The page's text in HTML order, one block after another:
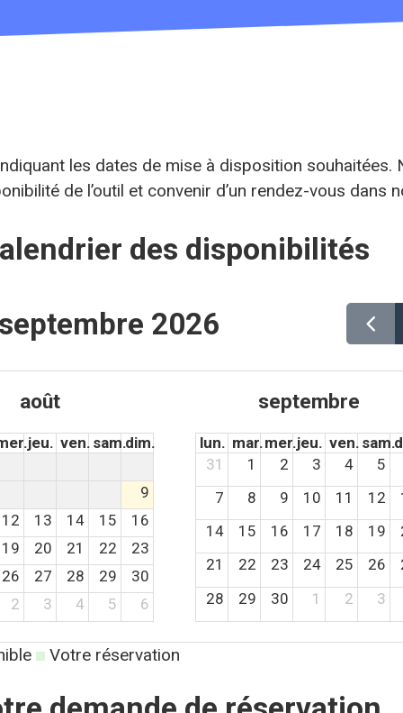
les dates de mise à disposition
de l’outil et convenir d’un rendez-vous dans
des disponibilités
2026
août
jeu. ven. sam.dim.
9
12 13 14 15
16
19 20 21 22
23
26 27 28 29
30
2 3 4 5 6
septembre
lun. mar.mer.jeu. ven. sam.
31
1 2 3 4 5
7
8 9 10 11 12
14
15 16 17 18 19
21
22 23 24 25 26
28
29 30 1 2 3
Votre réservation